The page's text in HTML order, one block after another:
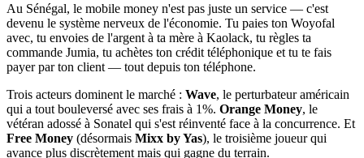
Au Sénégal, le mobile money n'est pas juste un service — c'est
devenu le système nerveux de l'économie. Tu paies ton Woyofal
avec, tu envoies de l'argent à ta mère à Kaolack, tu règles ta
commande Jumia, tu achètes ton crédit téléphonique et tu te fais
payer par ton client — tout depuis ton téléphone.
Trois acteurs dominent le marché : Wave, le perturbateur américain
qui a tout bouleversé avec ses frais à 1%. Orange Money, le
vétéran adossé à Sonatel qui s'est réinventé face à la concurrence. Et
Free Money (désormais Mixx by Yas), le troisième joueur qui
avance plus discrètement mais qui gagne du terrain.